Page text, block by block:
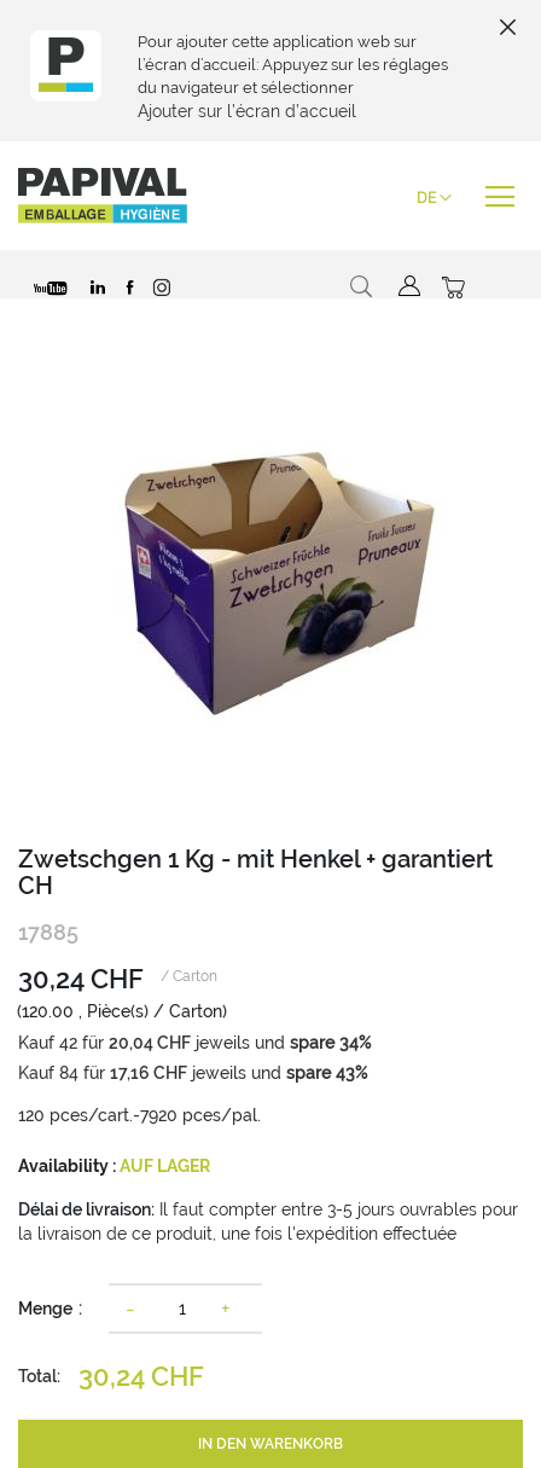
Pour ajouter cette application web sur
l’écran d’accueil: Appuyez sur les réglages
du navigateur et sélectionner
Ajouter sur l’écran d’accueil
Inhalt
springen
Sprache
DE
Suche Mein
Anfang
der
springen
Zwetschgen 1 Kg - mit Henkel + garantiert
CH
17885
30,24 CHF / Carton
(120.00 , Pièce(s) / Carton)
Kauf 42 für 20,04 CHF jeweils und spare34%
Kauf 84 für 17,16 CHF jeweils und spare43%
120 pces/cart.-7920 pces/pal.
Availability :AUF LAGER
Délai de livraison: Il faut compter entre 3-5 jours ouvrables pour
la livraison de ce produit, une fois l'expédition effectuée
Menge +
-
Total: 30,24 CHF
IN DEN WARENKORB